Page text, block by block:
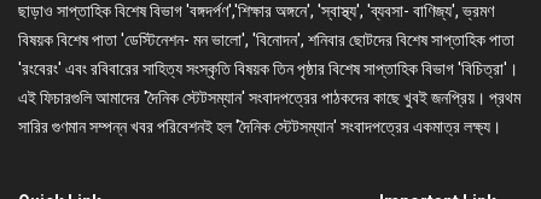
ছাড়াও সাপ্তাহিক বিশেষ বিভাগ 'বঙ্গদর্পণ','শিক্ষার অঙ্গনে', 'স্বাস্থ্য', 'ব্যবসা- বাণিজ্য', ভ্রমণ
বিষয়ক বিশেষ পাতা 'ডেস্টিনেশন- মন ভালো', 'বিনোদন', শনিবার ছোটদের বিশেষ সাপ্তাহিক পাতা
'রংবেরং' এবং রবিবারের সাহিত্য সংস্কৃতি বিষয়ক তিন পৃষ্ঠার বিশেষ সাপ্তাহিক বিভাগ 'বিচিত্রা'।
এই ফিচারগুলি আমাদের 'দৈনিক স্টেটসম্যান' সংবাদপত্রের পাঠকদের কাছে খুবই জনপ্রিয়। প্রথম
সারির গুণমান সম্পন্ন খবর পরিবেশনই হল 'দৈনিক স্টেটসম্যান' সংবাদপত্রের একমাত্র লক্ষ্য।